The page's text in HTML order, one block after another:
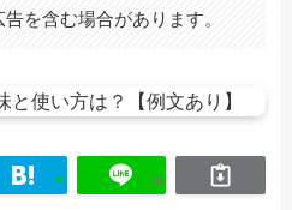
を含む場合があります。